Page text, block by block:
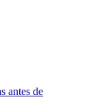
antes de